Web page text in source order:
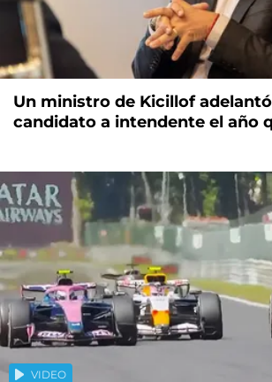
Un ministro de Kicillof
candidato a intendente el año
VIDEO